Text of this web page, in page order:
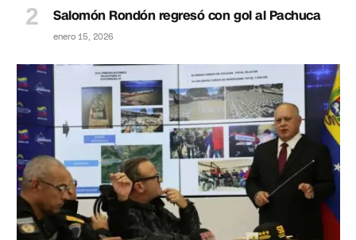
Salomón Rondón regresó con gol al Pachuca
enero 15, 2026